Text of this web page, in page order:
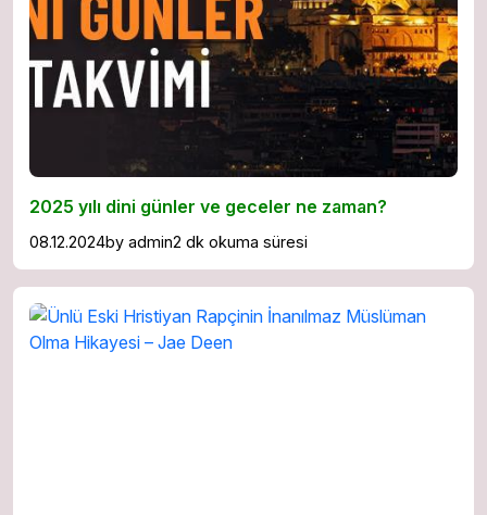
2025 yılı dini günler ve geceler ne zaman?
08.12.2024by admin2 dk okuma süresi